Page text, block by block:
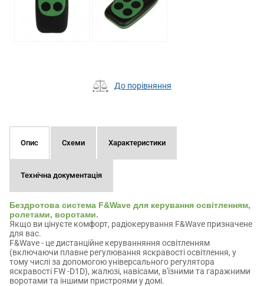
До порівняння
Опис Схеми Характеристики
Технічна документація
Бездротова система F&Wave для керування освітленням,
ролетами, воротами.
Якщо ви цінуєте комфорт, радіокерування F&Wave призначене
для вас.
F&Wave - це дистанційне керуванняння освітленням
(включаючи плавне регулювання яскравості освітлення, у
тому числі за допомогою універсального регулятора
яскравості FW -D1D), жалюзі, навісами, в'їзними та гаражними
воротами та іншими пристроями у домі.